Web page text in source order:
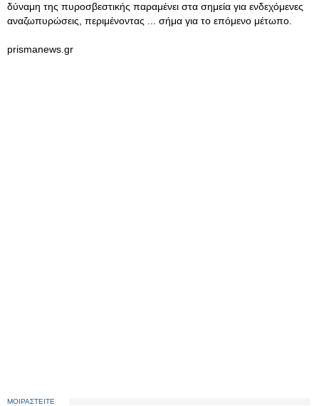
δύναμη της πυροσβεστικής παραμένει στα σημεία για ενδεχόμενες
αναζωπυρώσεις, περιμένοντας ... σήμα για το επόμενο μέτωπο.
prismanews.gr
ΜΟΙΡΑΣΤΕΙΤΕ